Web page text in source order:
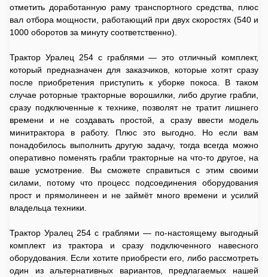
отметить доработанную раму транспортного средства, плюс
вал отбора мощности, работающий при двух скоростях (540 и
1000 оборотов за минуту соответственно).
Трактор Уралец 254 с граблями — это отличный комплект,
который предназначен для заказчиков, которые хотят сразу
после приобретения приступить к уборке покоса. В таком
случае роторные тракторные ворошилки, либо другие грабли,
сразу подключенные к технике, позволят не тратит лишнего
времени и не создавать простой, а сразу ввести модель
минитрактора в работу. Плюс это выгодно. Но если вам
понадобилось выполнить другую задачу, тогда всегда можно
оперативно поменять грабли тракторные на что-то другое, на
ваше усмотрение. Вы сможете справиться с этим своими
силами, потому что процесс подсоединения оборудования
прост и прямолинеен и не займёт много времени и усилий
владельца техники.
Трактор Уралец 254 с граблями — по-настоящему выгодный
комплект из трактора и сразу подключенного навесного
оборудования. Если хотите приобрести его, либо рассмотреть
один из альтернативных вариантов, предлагаемых нашей